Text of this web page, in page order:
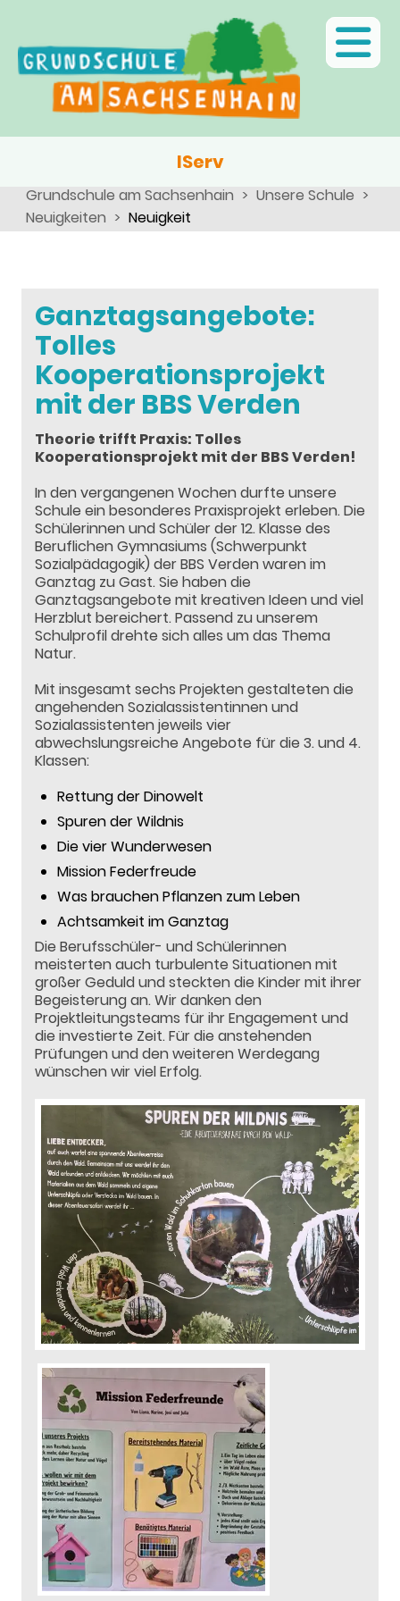
IServ
Grundschule am Sachsenhain
Unsere Schule
Neuigkeiten
Neuigkeit
Ganztagsangebote:
Tolles
Kooperationsprojekt
mit der BBS Verden
Theorie trifft Praxis: Tolles
Kooperationsprojekt mit der BBS Verden!
In den vergangenen Wochen durfte unsere
Schule ein besonderes Praxisprojekt erleben. Die
Schülerinnen und Schüler der 12. Klasse des
Beruflichen Gymnasiums (Schwerpunkt
Sozialpädagogik) der BBS Verden waren im
Ganztag zu Gast. Sie haben die
Ganztagsangebote mit kreativen Ideen und viel
Herzblut bereichert. Passend zu unserem
Schulprofil drehte sich alles um das Thema
Natur.
Mit insgesamt sechs Projekten gestalteten die
angehenden Sozialassistentinnen und
Sozialassistenten jeweils vier
abwechslungsreiche Angebote für die 3. und 4.
Klassen:
Rettung der Dinowelt
Spuren der Wildnis
Die vier Wunderwesen
Mission Federfreude
Was brauchen Pflanzen zum Leben
Achtsamkeit im Ganztag
Die Berufsschüler- und Schülerinnen
meisterten auch turbulente Situationen mit
großer Geduld und steckten die Kinder mit ihrer
Begeisterung an. Wir danken den
Projektleitungsteams für ihr Engagement und
die investierte Zeit. Für die anstehenden
Prüfungen und den weiteren Werdegang
wünschen wir viel Erfolg.
Kinder
Eltern
Schulsozialarbeit
Schulseelsorge
Angebote, Projekte, Aktionen, Arbeitsgemeinschaften